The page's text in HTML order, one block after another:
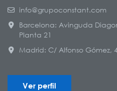
info@grupoconstant.com
Barcelona: Avinguda
Planta 21
Madrid: C/ Alfonso Gómez,
Ver perfil